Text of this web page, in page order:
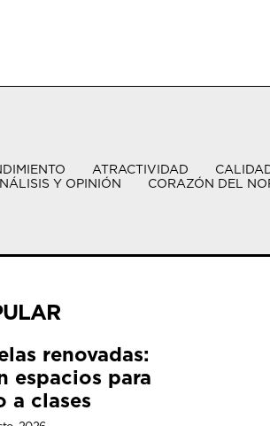
ATRACTIVIDAD
Y OPINIÓN
CORAZÓN DEL
renovadas:
espacios para
a clases